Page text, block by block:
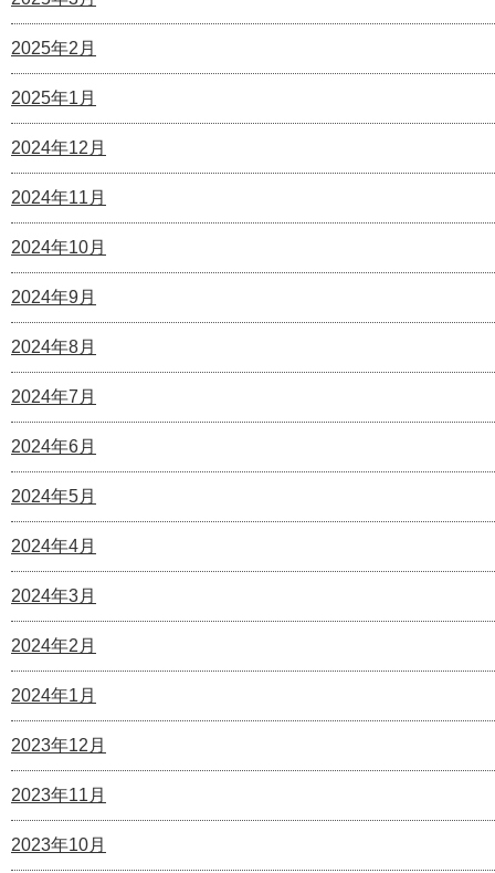
2025年2月
2025年1月
2024年12月
2024年11月
2024年10月
2024年9月
2024年8月
2024年7月
2024年6月
2024年5月
2024年4月
2024年3月
2024年2月
2024年1月
2023年12月
2023年11月
2023年10月